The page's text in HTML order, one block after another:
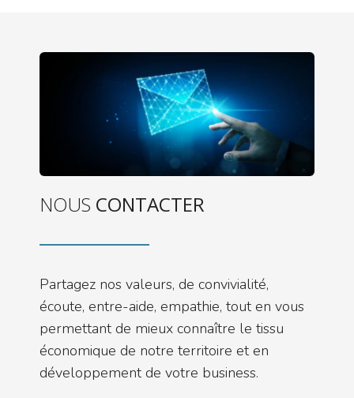
NOUS CONTACTER
Partagez nos valeurs, de convivialité,
écoute, entre-aide, empathie, tout en vous
permettant de mieux connaître le tissu
économique de notre territoire et en
développement de votre business.